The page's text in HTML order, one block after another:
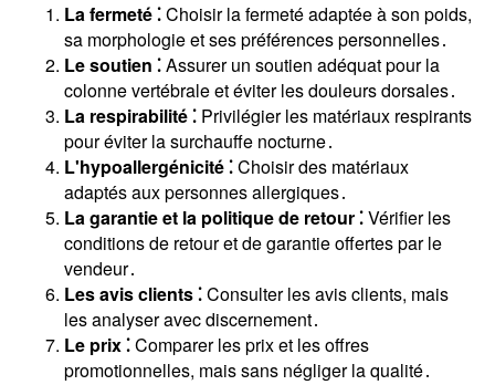
La fermeté ⁚Choisir la fermeté adaptée à son poids,
sa morphologie et ses préférences personnelles․
Le soutien ⁚Assurer un soutien adéquat pour la
colonne vertébrale et éviter les douleurs dorsales․
La respirabilité ⁚Privilégier les matériaux respirants
pour éviter la surchauffe nocturne․
L'hypoallergénicité ⁚Choisir des matériaux
adaptés aux personnes allergiques․
La garantie et la politique de retour ⁚Vérifier les
conditions de retour et de garantie offertes par le
vendeur․
Les avis clients ⁚Consulter les avis clients, mais
les analyser avec discernement․
Le prix ⁚Comparer les prix et les offres
promotionnelles, mais sans négliger la qualité․